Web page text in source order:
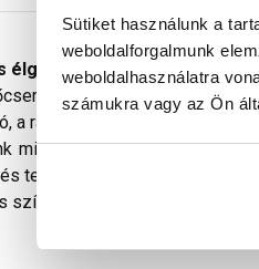
Sütiket használunk a
weboldalforgalmunk
weboldalhasználatra
számukra vagy az Ön
élgerinc fedőeleme. UV-álló
profiljához
a ragasztás általános
minden technikailag
telefonok kijelzőin
színektől.